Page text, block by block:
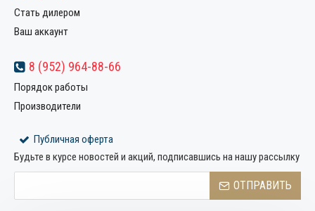
Стать дилером
Ваш аккаунт
8 (952) 964-88-66
Порядок работы
Производители
Публичная оферта
Будьте в курсе новостей и акций, подписавшись на нашу рассылку
ОТПРАВИТЬ